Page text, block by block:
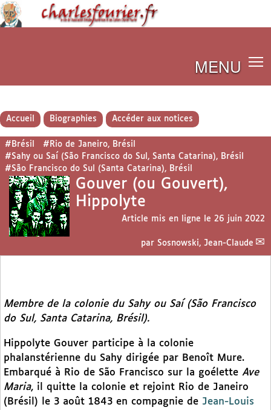
MENU
Accueil Biographies Accéder aux notices
#Brésil
#Rio de Janeiro, Brésil
#Sahy ou Saí (São Francisco do Sul, Santa Catarina), Brésil
#São Francisco do Sul (Santa Catarina), Brésil
Gouver (ou Gouvert),
Hippolyte
Article mis en ligne le 26 juin 2022
par Sosnowski, Jean-Claude
Membre de la colonie du Sahy ou Saí (São Francisco
do Sul, Santa Catarina, Brésil).
Hippolyte Gouver participe à la colonie
phalanstérienne du Sahy dirigée par Benoît Mure.
Embarqué à Rio de São Francisco sur la goélette Ave
Maria, il quitte la colonie et rejoint Rio de Janeiro
(Brésil) le 3 août 1843 en compagnie de Jean-Louis